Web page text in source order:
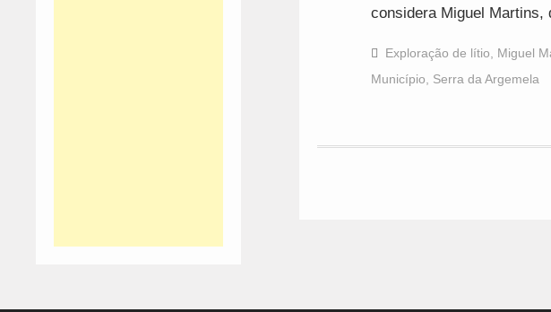
considera Miguel
Exploração de lítio Miguel
Município
Serra da Argemela